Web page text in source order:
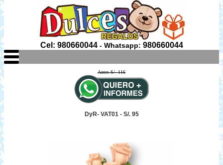
Cel: 980660044- Whatsapp: 980660044
Antes S/. 116
DyR- VAT01 - S/. 95